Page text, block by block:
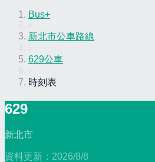
Bus+
新北市公車路線
629公車
時刻表
629
新北市
資料更新： 2026/8/8